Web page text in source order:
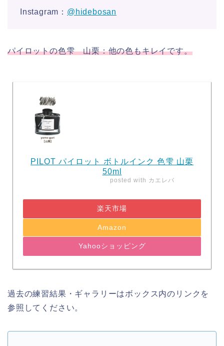
Instagram： @hidebosan
パイロットの色雫 山栗：他の色もキレイです。
PILOT パイロット ボトルインク 色雫 山栗
50ml
posted with カエレバ
楽天市場
Amazon
Yahooショッピング
過去の練習結果・ギャラリーはボックス内のリンクを
参照してください。